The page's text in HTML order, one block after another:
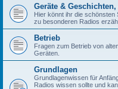
Geräte &
Hier könnt ihr die
zu besonderen Radios
Betrieb
Fragen zum Betrieb von
Geräten.
Grundlagen
Grundlagenwissen für
Radios wissen sollte und